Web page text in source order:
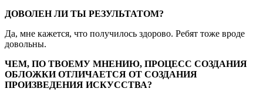
ДОВОЛЕН ЛИ ТЫ РЕЗУЛЬТАТОМ?
Да, мне кажется, что получилось здорово. Ребят тоже вроде
довольны.
ЧЕМ, ПО ТВОЕМУ МНЕНИЮ, ПРОЦЕСС СОЗДАНИЯ
ОБЛОЖКИ ОТЛИЧАЕТСЯ ОТ СОЗДАНИЯ
ПРОИЗВЕДЕНИЯ ИСКУССТВА?